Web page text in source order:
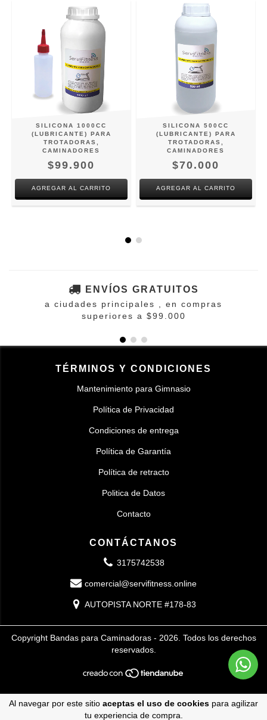
Al navegar por este sitio aceptas el uso de cookies para agilizar
tu experiencia de compra.
SILICONA 1000CC
(LUBRICANTE) PARA
TROTADORAS,
CAMINADORES
$99.900
SILICONA 500CC
(LUBRICANTE) PARA
TROTADORAS,
CAMINADORES
$70.000
ENVÍOS GRATUITOS
a ciudades principales , en compras
superiores a $99.000
TÉRMINOS Y CONDICIONES
Mantenimiento para Gimnasio
Política de Privacidad
Condiciones de entrega
Política de Garantía
Política de retracto
Politica de Datos
Contacto
CONTÁCTANOS
3175742538
comercial@servifitness.online
AUTOPISTA NORTE #178-83
Copyright Bandas para Caminadoras - 2026. Todos los derechos
reservados.